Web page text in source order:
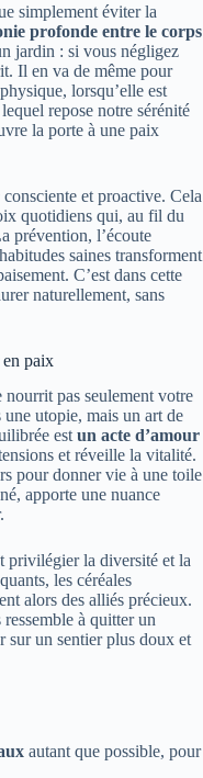
simplement éviter la
profonde entre le corps
jardin : si vous négligez
Il en va de même pour
lorsqu’elle est
repose notre sérénité
la porte à une paix
et proactive. Cela
quotidiens qui, au fil du
prévention, l’écoute
saines transforment
C’est dans cette
naturellement, sans
paix
pas seulement votre
une utopie, mais un art de
est un acte d’amour
et réveille la vitalité.
pour donner vie à une toile
apporte une nuance
privilégier la diversité et la
les céréales
alors des alliés précieux.
à quitter un
sur un sentier plus doux et
autant que possible, pour